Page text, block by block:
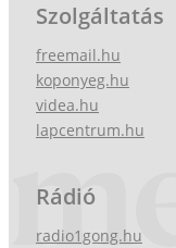
Szolgáltatás
freemail.hu
koponyeg.hu
videa.hu
lapcentrum.hu
Rádió
radio1gong.hu